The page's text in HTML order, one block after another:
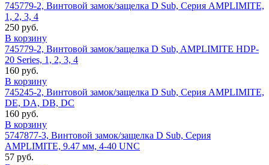
745779-2, Винтовой замок/защелка D Sub, Серия AMPLIMITE,
1, 2, 3, 4
250 руб.
В корзину
745779-2, Винтовой замок/защелка D Sub, AMPLIMITE HDP-
20 Series, 1, 2, 3, 4
160 руб.
В корзину
745245-2, Винтовой замок/защелка D Sub, Серия AMPLIMITE,
DE, DA, DB, DC
160 руб.
В корзину
5747877-3, Винтовой замок/защелка D Sub, Серия
AMPLIMITE, 9.47 мм, 4-40 UNC
57 руб.